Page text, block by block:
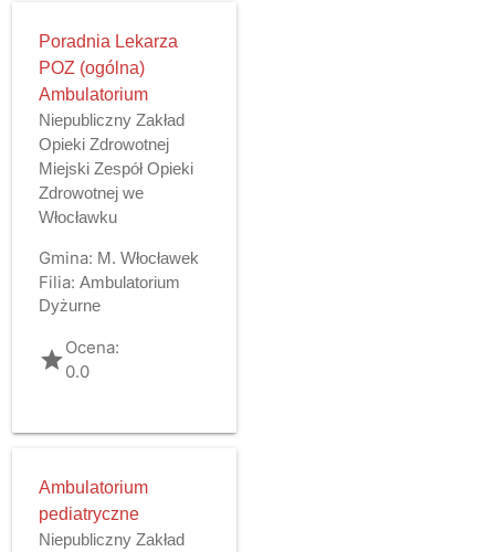
Poradnia Lekarza
POZ (ogólna)
Ambulatorium
Niepubliczny Zakład
Opieki Zdrowotnej
Miejski Zespół Opieki
Zdrowotnej we
Włocławku
Gmina: M. Włocławek
Filia: Ambulatorium
Dyżurne
gradeOcena:
0.0
Ambulatorium
pediatryczne
Niepubliczny Zakład